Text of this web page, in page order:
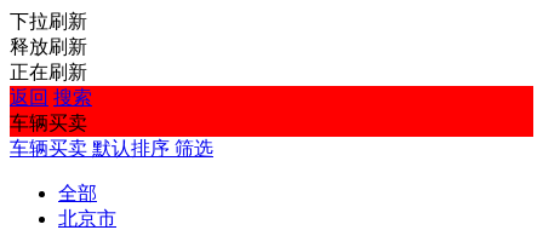
下拉刷新
释放刷新
正在刷新
返回 搜索
车辆买卖
车辆买卖 默认排序 筛选
全部
北京市